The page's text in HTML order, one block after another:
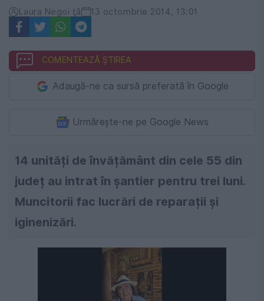
Laura Negoi ţă 13 octombrie 2014, 13:01
COMENTEAZĂ ȘTIREA
Adaugă-ne ca sursă preferată în Google
Urmărește-ne pe Google News
14 unități de învățământ din cele 55 din
județ au intrat în șantier pentru trei luni.
Muncitorii fac lucrări de reparații și
iginenizări.